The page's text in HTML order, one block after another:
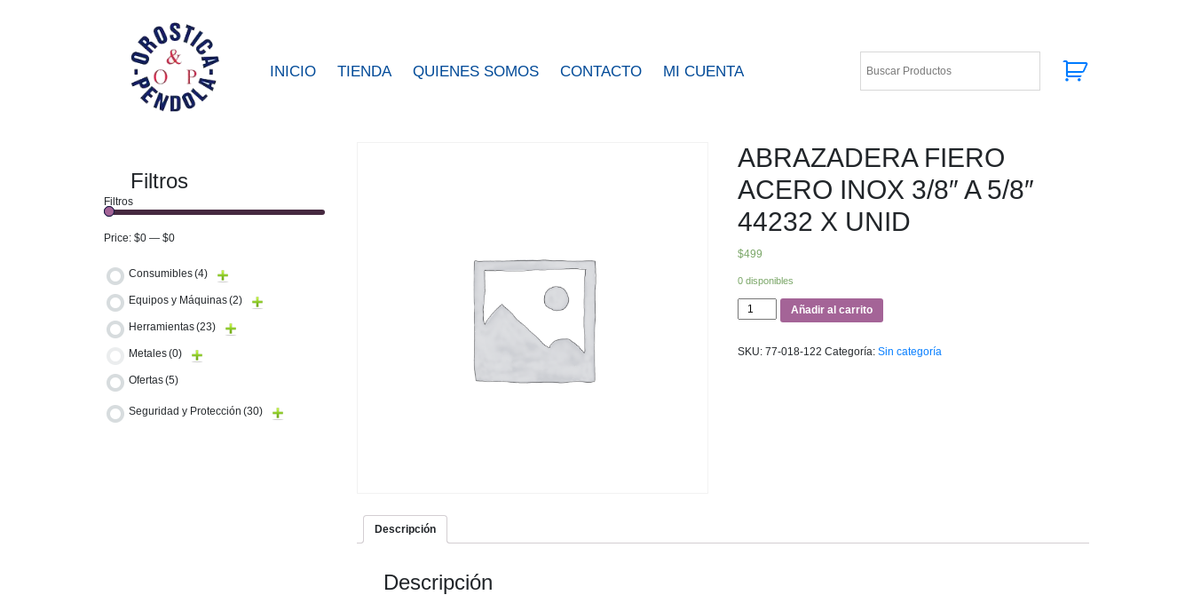
INICIO TIENDA QUIENES SOMOS CONTACTO MI CUENTA
Filtros
Filtros
Price: $0 — $0
Consumibles(4)
Equipos y Máquinas(2)
Herramientas(23)
Metales(0)
Ofertas(5)
Seguridad y Protección (30)
ABRAZADERA FIERO
ACERO INOX 3/8″ A 5/8″
44232 X UNID
$499
0 disponibles
ABRAZADERA
FIERO
INOX
Añadir al carrito
SKU: 77-018-122 Categoría: Sin categoría
Descripción
Descripción